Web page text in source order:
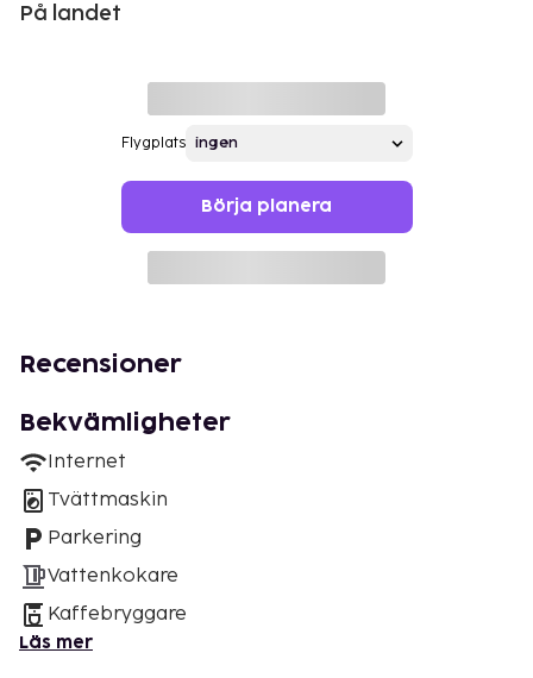
På landet
Flygplats
Börja planera
Recensioner
Bekvämligheter
Internet
Tvättmaskin
Parkering
Vattenkokare
Kaffebryggare
Läs mer